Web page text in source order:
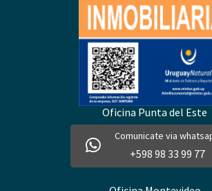
Oficina Punta del Este
Comunicate via
+598 98 33 99 77